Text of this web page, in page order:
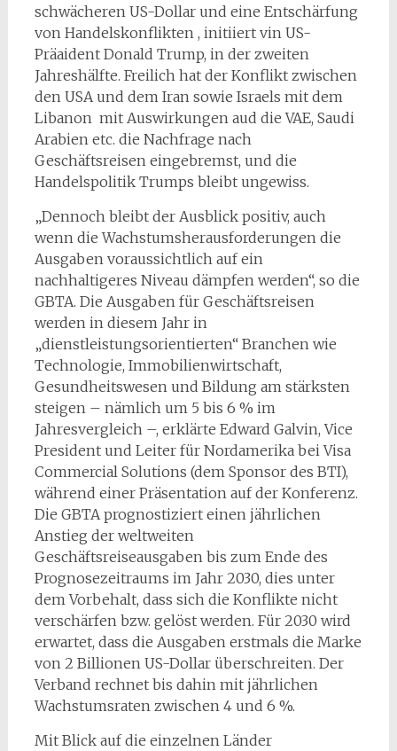
schwächeren US-Dollar und eine Entschärfung
von Handelskonflikten , initiiert vin US-
Präaident Donald Trump, in der zweiten
Jahreshälfte. Freilich hat der Konflikt zwischen
den USA und dem Iran sowie Israels mit dem
Libanon mit Auswirkungen aud die VAE, Saudi
Arabien etc. die Nachfrage nach
Geschäftsreisen eingebremst, und die
Handelspolitik Trumps bleibt ungewiss.
„Dennoch bleibt der Ausblick positiv, auch
wenn die Wachstumsherausforderungen die
Ausgaben voraussichtlich auf ein
nachhaltigeres Niveau dämpfen werden“, so die
GBTA. Die Ausgaben für Geschäftsreisen
werden in diesem Jahr in
„dienstleistungsorientierten“ Branchen wie
Technologie, Immobilienwirtschaft,
Gesundheitswesen und Bildung am stärksten
steigen – nämlich um 5 bis 6 % im
Jahresvergleich –, erklärte Edward Galvin, Vice
President und Leiter für Nordamerika bei Visa
Commercial Solutions (dem Sponsor des BTI),
während einer Präsentation auf der Konferenz.
Die GBTA prognostiziert einen jährlichen
Anstieg der weltweiten
Geschäftsreiseausgaben bis zum Ende des
Prognosezeitraums im Jahr 2030, dies unter
dem Vorbehalt, dass sich die Konflikte nicht
verschärfen bzw. gelöst werden. Für 2030 wird
erwartet, dass die Ausgaben erstmals die Marke
von 2 Billionen US-Dollar überschreiten. Der
Verband rechnet bis dahin mit jährlichen
Wachstumsraten zwischen 4 und 6 %.
Mit Blick auf die einzelnen Länder